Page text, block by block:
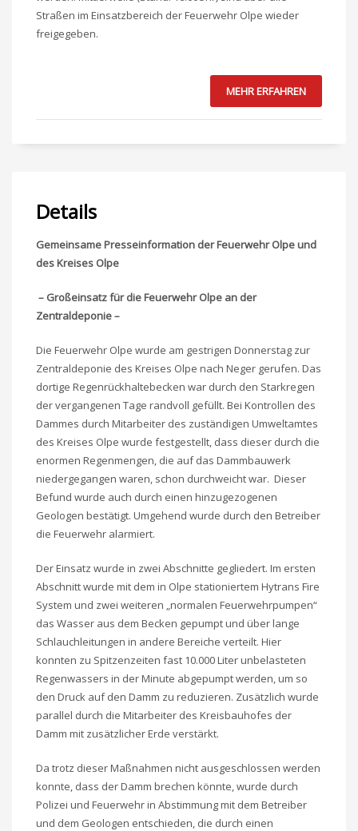
Straßen im Einsatzbereich der Feuerwehr Olpe wieder
freigegeben.
MEHR ERFAHREN
Details
Gemeinsame Presseinformation der Feuerwehr Olpe und
des Kreises Olpe
– Großeinsatz für die Feuerwehr Olpe an der
Zentraldeponie –
Die Feuerwehr Olpe wurde am gestrigen Donnerstag zur
Zentraldeponie des Kreises Olpe nach Neger gerufen. Das
dortige Regenrückhaltebecken war durch den Starkregen
der vergangenen Tage randvoll gefüllt. Bei Kontrollen des
Dammes durch Mitarbeiter des zuständigen Umweltamtes
des Kreises Olpe wurde festgestellt, dass dieser durch die
enormen Regenmengen, die auf das Dammbauwerk
niedergegangen waren, schon durchweicht war. Dieser
Befund wurde auch durch einen hinzugezogenen
Geologen bestätigt. Umgehend wurde durch den Betreiber
die Feuerwehr alarmiert.
Der Einsatz wurde in zwei Abschnitte gegliedert. Im ersten
Abschnitt wurde mit dem in Olpe stationiertem Hytrans Fire
System und zwei weiteren „normalen Feuerwehrpumpen“
das Wasser aus dem Becken gepumpt und über lange
Schlauchleitungen in andere Bereiche verteilt. Hier
konnten zu Spitzenzeiten fast 10.000 Liter unbelasteten
Regenwassers in der Minute abgepumpt werden, um so
den Druck auf den Damm zu reduzieren. Zusätzlich wurde
parallel durch die Mitarbeiter des Kreisbauhofes der
Damm mit zusätzlicher Erde verstärkt.
Da trotz dieser Maßnahmen nicht ausgeschlossen werden
konnte, dass der Damm brechen könnte, wurde durch
Polizei und Feuerwehr in Abstimmung mit dem Betreiber
und dem Geologen entschieden, die durch einen